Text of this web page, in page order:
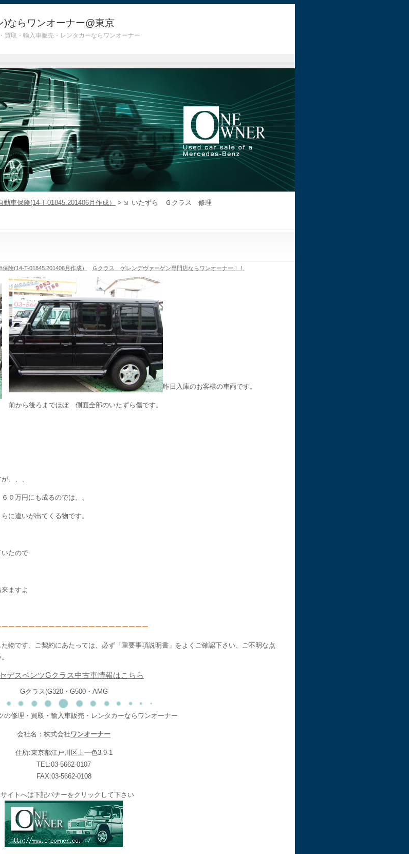
ならワンオーナー@東京
取・輸入車販売・レンタカーならワンオーナー
動車保険(14-T-01845.201406月作成） > いたずら Ｇクラス 修理
保険(14-T-01845.201406月作成） Ｇクラス ゲレンデヴァーゲン専門店ならワンオーナー！！
昨日入庫のお客様の車両です。
前から後ろまでほぼ 側面全部のいたずら傷です。
、、、
０万円にも成るのでは、、
に違いが出てくる物です。
たので
ますよ
ーーーーーーーーーーーーーーーーーーーーー
物です、ご契約にあたっては、必ず「重要事項説明書」をよくご確認下さい、ご不明な点
デスベンツGクラス中古車情報はこちら
Gクラス(G320・G500・AMG
修理・買取・輸入車販売・レンタカーならワンオーナー
会社名：株式会社ワンオーナー
住所:東京都江戸川区上一色3-9-1
TEL:03-5662-0107
FAX:03-5662-0108
イトへは下記バナーをクリックして下さい